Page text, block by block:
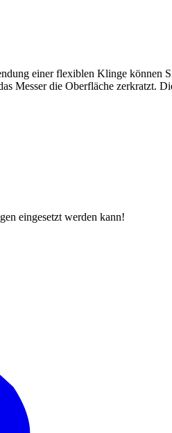
einer flexiblen Klinge können
Messer die Oberfläche zerkratzt.
eingesetzt werden kann!